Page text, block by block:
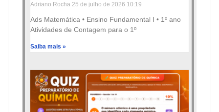
Adriano Rocha 25 de julho de 2026 10:19
Ads Matemática • Ensino Fundamental I • 1º ano
Atividades de Contagem para o 1º
Saiba mais »